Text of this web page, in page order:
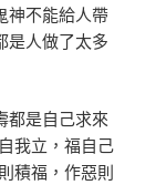
神不能給人帶
是人做了太多
都是自己求來
我立，福自己
積福，作惡則